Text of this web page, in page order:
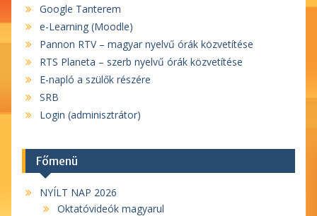
Google Tanterem
e-Learning (Moodle)
Pannon RTV – magyar nyelvű órák közvetítése
RTS Planeta – szerb nyelvű órák közvetítése
E-napló a szülők részére
SRB
Login (adminisztrátor)
Főmenü
NYÍLT NAP 2026
Oktatóvideók magyarul